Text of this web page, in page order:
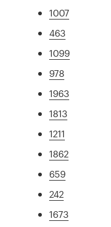
1007
463
1099
978
1963
1813
1211
1862
659
242
1673